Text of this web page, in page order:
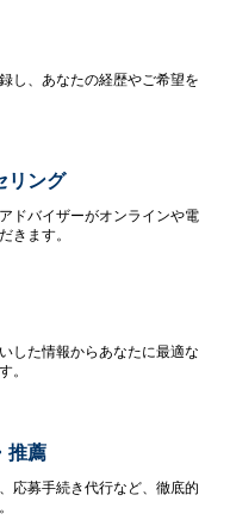
し、あなたの経歴やご希望を
リング
ドバイザーがオンラインや電
きます。
した情報からあなたに最適な
。
推薦
応募手続き代行など、徹底的